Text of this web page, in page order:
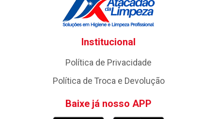
Institucional
Política de Privacidade
Política de Troca e Devolução
Baixe já nosso APP